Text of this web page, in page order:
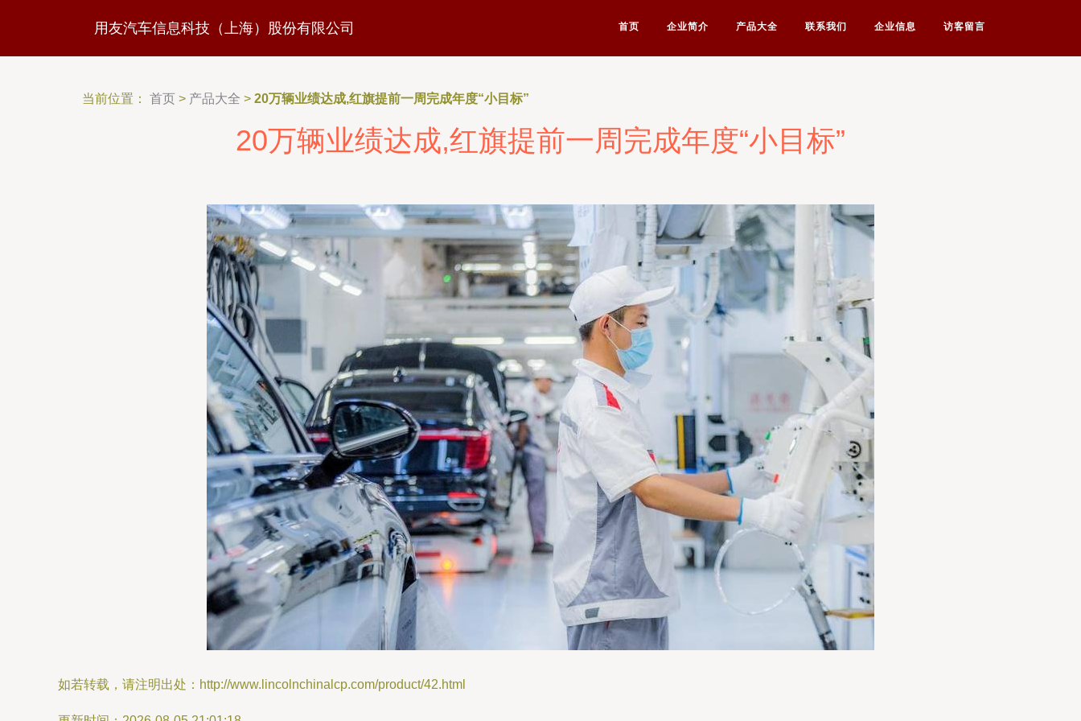
用友汽车信息科技（上海）股份有限公司 首页 企业简介 产品大全 联系我们 企业信息 访客留言
当前位置： 首页 > 产品大全 > 20万辆业绩达成,红旗提前一周完成年度“小目标”
20万辆业绩达成,红旗提前一周完成年度“小目标”
如若转载，请注明出处：http://www.lincolnchinalcp.com/product/42.html